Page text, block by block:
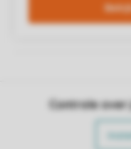
Controle over